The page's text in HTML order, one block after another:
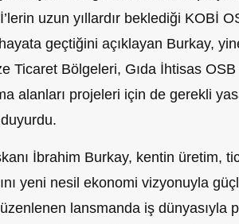
uzun yıllardır beklediği KOBİ
geçtiğini açıklayan Burkay,
Ticaret Bölgeleri, Gıda İhtisas
alanları projeleri için de gerekli
İbrahim Burkay, kentin üretim,
yeni nesil ekonomi vizyonuyla
lansmanda iş dünyasıyla